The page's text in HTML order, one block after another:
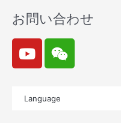
お問い合わせ
Y
o
u
W
e
i
Language